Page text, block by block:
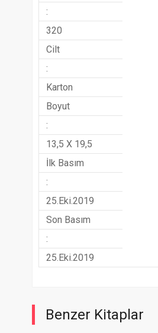
:
320
Cilt
:
Karton
Boyut
:
13,5 X 19,5
İlk Basım
:
25.Eki.2019
Son Basım
:
25.Eki.2019
Benzer Kitaplar